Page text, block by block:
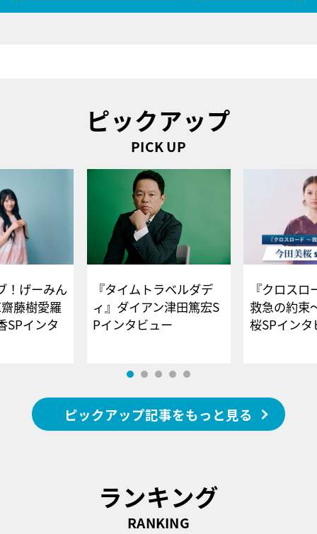
ピックアップ
PICK UP
！げーみん
藤樹愛羅
SPインタ
『タイムトラベルダデ
ィ』ダイアン津田篤宏S
Pインタビュー
『クロス
救急の約束
桜SPイ
ピックアップ記事をもっと見る
ランキング
RANKING